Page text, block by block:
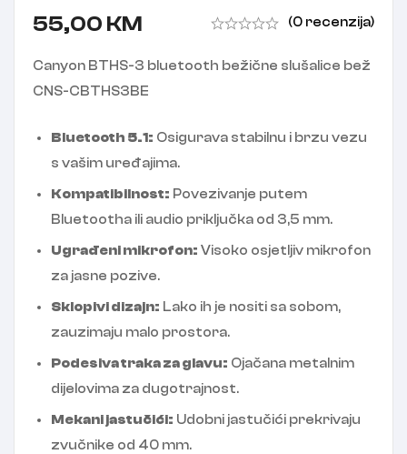
55,00 KM (0 recenzija)
Canyon BTHS-3 bluetooth bežične slušalice bež
CNS-CBTHS3BE
Bluetooth 5.1: Osigurava stabilnu i brzu vezu
s vašim uređajima.
Kompatibilnost: Povezivanje putem
Bluetootha ili audio priključka od 3,5 mm.
Ugrađeni mikrofon: Visoko osjetljiv mikrofon
za jasne pozive.
Sklopivi dizajn: Lako ih je nositi sa sobom,
zauzimaju malo prostora.
Podesiva traka za glavu: Ojačana metalnim
dijelovima za dugotrajnost.
Mekani jastučići: Udobni jastučići prekrivaju
zvučnike od 40 mm.